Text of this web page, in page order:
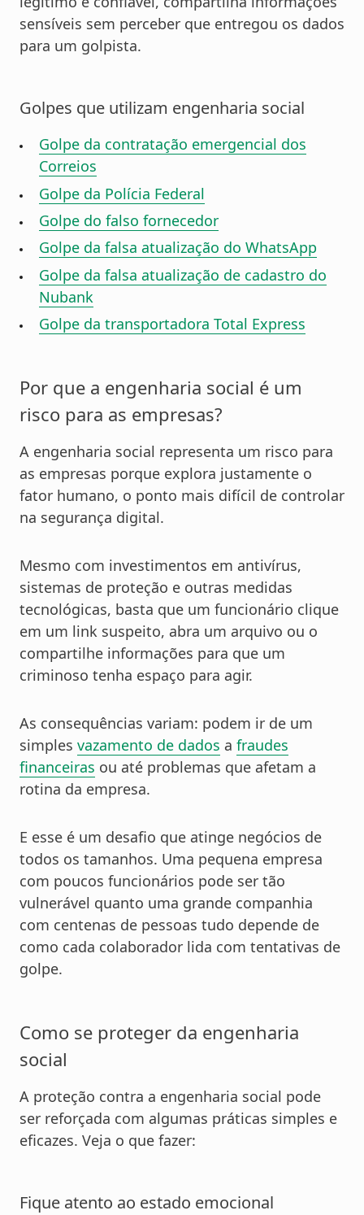
sensíveis sem perceber que entregou os dados
para um golpista.
Golpes que utilizam engenharia social
Golpe da contratação emergencial dos
Correios
Golpe da Polícia Federal
Golpe do falso fornecedor
Golpe da falsa atualização do WhatsApp
Golpe da falsa atualização de cadastro do
Nubank
Golpe da transportadora Total Express
Por que a engenharia social é um
risco para as empresas?
A engenharia social representa um risco para
as empresas porque explora justamente o
fator humano, o ponto mais difícil de controlar
na segurança digital.
Mesmo com investimentos em antivírus,
sistemas de proteção e outras medidas
tecnológicas, basta que um funcionário clique
em um link suspeito, abra um arquivo ou o
compartilhe informações para que um
criminoso tenha espaço para agir.
As consequências variam: podem ir de um
simples vazamento de dados a fraudes
financeiras ou até problemas que afetam a
rotina da empresa.
E esse é um desafio que atinge negócios de
todos os tamanhos. Uma pequena empresa
com poucos funcionários pode ser tão
vulnerável quanto uma grande companhia
com centenas de pessoas tudo depende de
como cada colaborador lida com tentativas de
golpe.
Como se proteger da engenharia
social
A proteção contra a engenharia social pode
ser reforçada com algumas práticas simples e
eficazes. Veja o que fazer:
Fique atento ao estado emocional